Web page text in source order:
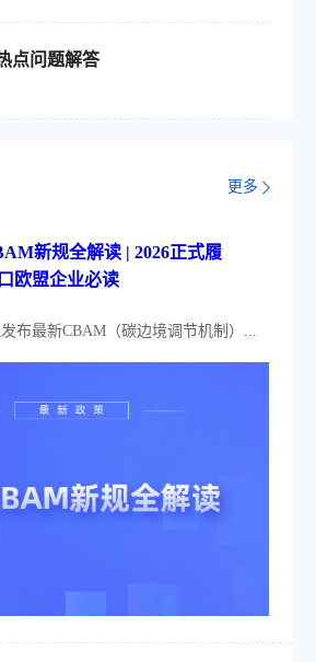
点问题解答
更多
新规全解读 | 2026正式履
欧盟企业必读
布最新CBAM（碳边境调节机制）...